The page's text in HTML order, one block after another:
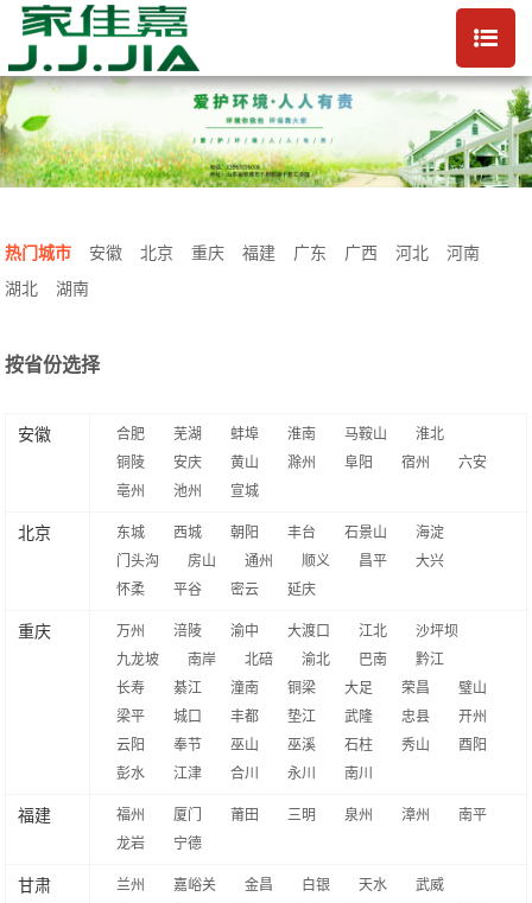
热门城市 安徽 北京 重庆 福建 广东 广西 河北
河南
湖北
湖南
按省份选择
安徽 合肥 芜湖 蚌埠 淮南 马鞍山
淮北
铜陵
安庆 黄山 滁州 阜阳 宿州
六安
亳州
池州 宣城
北京 东城 西城 朝阳 丰台 石景山
海淀
门头沟
房山 通州 顺义 昌平
大兴
怀柔
平谷 密云 延庆
重庆 万州 涪陵 渝中 大渡口 江北
沙坪坝
九龙坡
南岸 北碚 渝北 巴南
黔江
长寿
綦江 潼南 铜梁 大足 荣昌
璧山
梁平
城口 丰都 垫江 武隆 忠县
开州
云阳
奉节 巫山 巫溪 石柱 秀山
酉阳
彭水
江津 合川 永川 南川
福建 福州 厦门 莆田 三明 泉州 漳州
南平
龙岩
宁德
甘肃 兰州 嘉峪关 金昌 白银 天水
武威